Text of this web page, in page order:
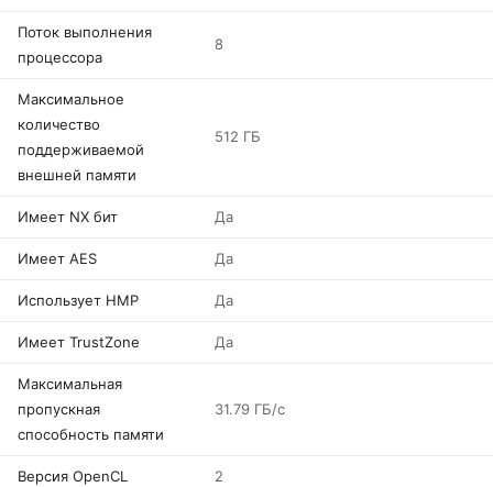
Поток выполнения
процессора
8
Максимальное
количество
поддерживаемой
внешней памяти
512 ГБ
Имеет NX бит Да
Имеет AES Да
Использует HMP Да
Имеет TrustZone Да
Максимальная
пропускная
способность памяти
31.79 ГБ/с
Версия OpenCL 2